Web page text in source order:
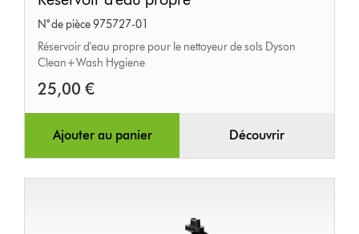
d'eau
propre
N° de pièce 975727-01
Réservoir d'eau propre pour le nettoyeur de sols Dyson
Clean+Wash Hygiene
25,00 €
Ajouter au panier Découvrir